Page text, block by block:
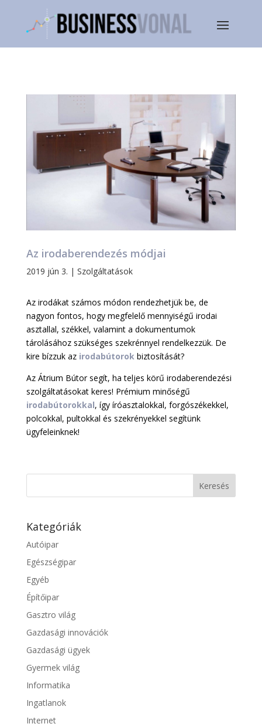
Az irodaberendezés módjai
2019 jún 3. | Szolgáltatások
Az irodákat számos módon rendezhetjük be, de
nagyon fontos, hogy megfelelő mennyiségű irodai
asztallal, székkel, valamint a dokumentumok
tárolásához szükséges szekrénnyel rendelkezzük. De
kire bízzuk az irodabútorokbiztosítását?
Az Átrium Bútor segít, ha teljes körű irodaberendezési
szolgáltatásokat keres! Prémium minőségű
irodabútorokkal, így íróasztalokkal, forgószékekkel,
polcokkal, pultokkal és szekrényekkel segítünk
ügyfeleinknek!
Kategóriák
Autóipar
Egészségipar
Egyéb
Építőipar
Gasztro világ
Gazdasági innovációk
Gazdasági ügyek
Gyermek világ
Informatika
Ingatlanok
Internet